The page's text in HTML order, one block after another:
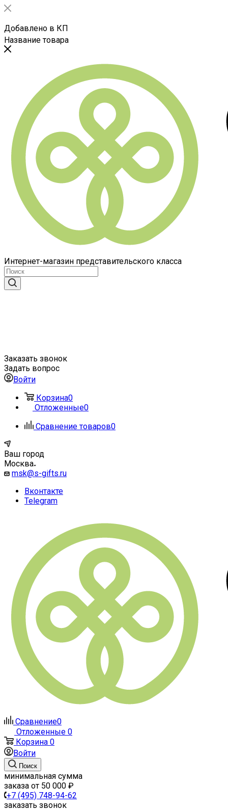
Добавлено в КП
Название товара
Интернет-магазин представительского класса
Заказать звонок
Задать вопрос
Войти
Корзина0
Отложенные0
Сравнение товаров0
Ваш город
Москва
msk@s-gifts.ru
Вконтакте
Telegram
Сравнение0
Отложенные 0
Корзина 0
Войти
Поиск
минимальная сумма
заказа от 50 000 ₽
+7 (495) 748-94-62
заказать звонок